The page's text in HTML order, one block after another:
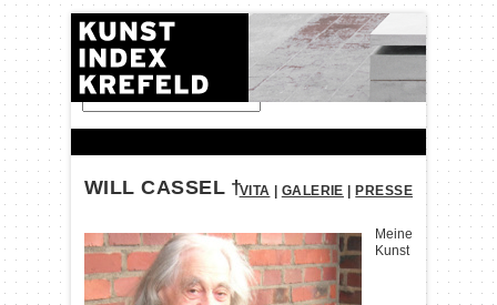
FINDEN:
WILL CASSEL †VITA GALERIE PRESSE
Meine
Kunst